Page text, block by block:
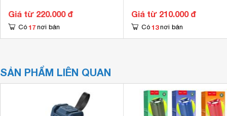
Giá từ 220.000 đ
Có 17 nơi bán
Giá từ 210.000 đ
Có 13 nơi bán
SẢN PHẨM LIÊN QUAN